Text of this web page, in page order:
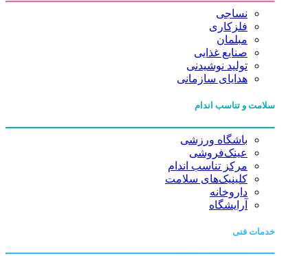
نساجی
فلزکاری
مبلمان
صنایع غذایی
تولید نوشیدنی
هدایای سازمانی
سلامت و تناسب اندام
باشگاه ورزشی
عینک‌فروشی
مرکز تناسب اندام
کلینیک‌های سلامت
داروخانه
آرایشگاه
خدمات فنی